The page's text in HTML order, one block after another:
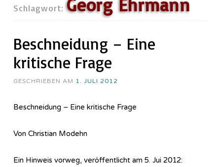
Schlagwort:Georg Ehrmann
Beschneidung – Eine
kritische Frage
GESCHRIEBEN AM 1. JULI 2012
Beschneidung – Eine kritische Frage
Von Christian Modehn
Ein Hinweis vorweg, veröffentlicht am 5. Jui 2012: